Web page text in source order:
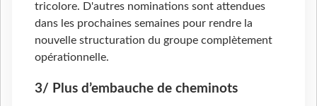
tricolore. D'autres nominations sont attendues
dans les prochaines semaines pour rendre la
nouvelle structuration du groupe complètement
opérationnelle.
3/ Plus d’embauche de cheminots